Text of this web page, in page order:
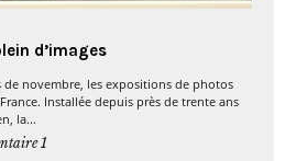
d’images
de novembre, les expositions de photos
Installée depuis près de trente ans
la...
1